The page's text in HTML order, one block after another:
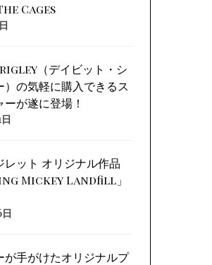
Cages
（デイビット・シ
）の気軽に購入できるス
ーが遂に登場！
レット オリジナル作品
Mickey Landfill」
日
が手がけたオリジナルプ